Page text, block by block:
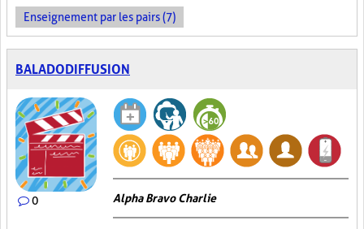
Enseignement par les pairs (7)
BALADODIFFUSION
0 Alpha Bravo Charlie